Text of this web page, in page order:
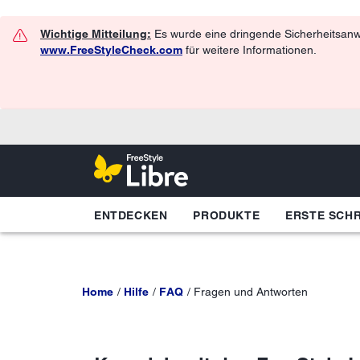
Wichtige Mitteilung: Es wurde eine dringende
www.FreeStyleCheck.com für weitere Informationen.
ENTDECKEN PRODUKTE ERSTE
Home Hilfe FAQ Fragen und Antworten